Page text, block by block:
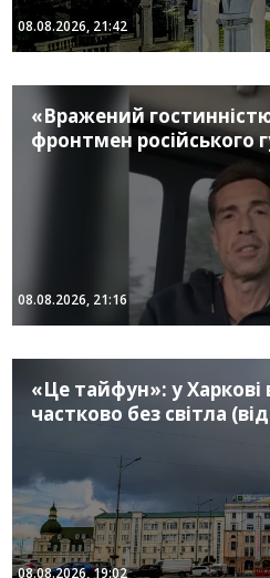
08.08.2026, 21:42
«Вражений
фронтмен російського
08.08.2026, 21:16
«Це тайфун»: у Харкові
частково без світла
08.08.2026, 19:02